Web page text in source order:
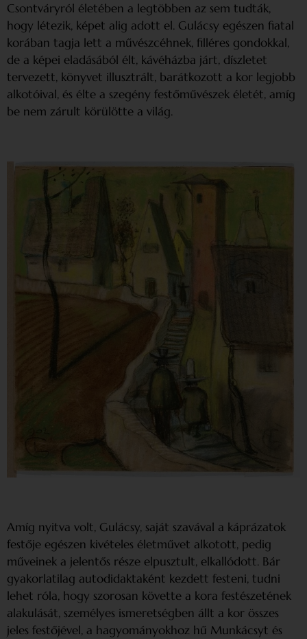
Csontváryról életében a legtöbben az sem tudták,
hogy létezik, képet alig adott el. Gulácsy egészen fiatal
korában tagja lett a művészcéhnek, filléres gondokkal,
de a képei eladásából élt, kávéházba járt, díszletet
tervezett, könyvet illusztrált, barátkozott a kor legjobb
alkotóival, és élte a szegény festőművészek életét, amíg
be nem zárult körülötte a világ.
Amíg nyitva volt, Gulácsy, saját szavával a káprázatok
festője egészen kivételes életművet alkotott, pedig
műveinek a jelentős része elpusztult, elkallódott. Bár
gyakorlatilag autodidaktaként kezdett festeni, tudni
lehet róla, hogy szorosan követte a kora festészetének
alakulását, személyes ismeretségben állt a kor összes
jeles festőjével, a hagyományokhoz hű Munkácsyt és